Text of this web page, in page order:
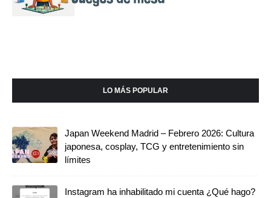
LO MÁS POPULAR
Japan Weekend Madrid – Febrero 2026: Cultura
japonesa, cosplay, TCG y entretenimiento sin
límites
Instagram ha inhabilitado mi cuenta ¿Qué hago?